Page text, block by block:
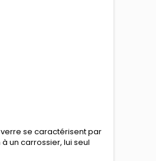
se caractérisent par
un carrossier, lui seul